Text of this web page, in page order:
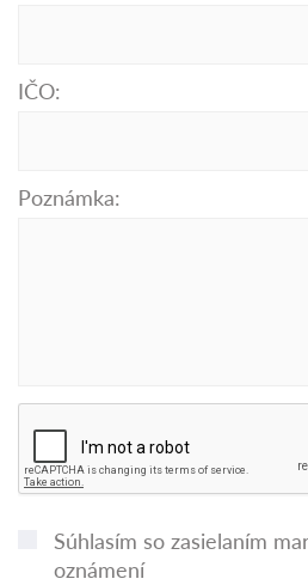
IČO:
Poznámka:
Súhlasím so zasielaním
oznámení